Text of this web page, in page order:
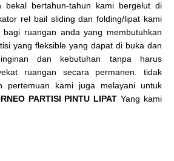
bertahun-tahun kami bergelut di
rel bail sliding dan folding/lipat kami
bagi ruangan anda yang membutuhkan
yang fleksible yang dapat di buka dan
dan kebutuhan tanpa harus
ruangan secara permanen. tidak
pertemuan kami juga melayani untuk
PARTISI PINTU LIPAT Yang kami